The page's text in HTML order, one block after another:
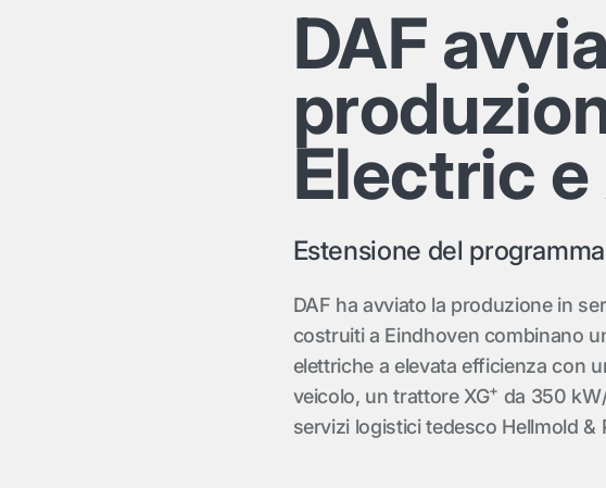
DAF
Electric e
Estensione del
DAF ha avviato la produzione in
costruiti a Eindhoven combinano
elettriche a elevata efficienza con
veicolo, un trattore XG+ da 350
servizi logistici tedesco Hellmold &